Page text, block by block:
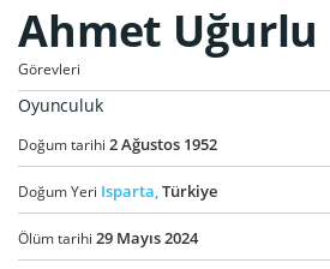
Ahmet Uğurlu
Görevleri
Oyunculuk
Doğum tarihi 2Ağustos 1952
Doğum Yeri Isparta,Türkiye
Ölüm tarihi 29 Mayıs2024